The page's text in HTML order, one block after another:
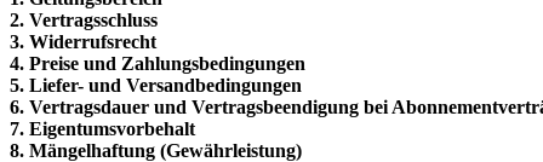
2. Vertragsschluss
3. Widerrufsrecht
4. Preise und Zahlungsbedingungen
5. Liefer- und Versandbedingungen
6. Vertragsdauer und Vertragsbeendigung bei
7. Eigentumsvorbehalt
8. Mängelhaftung (Gewährleistung)